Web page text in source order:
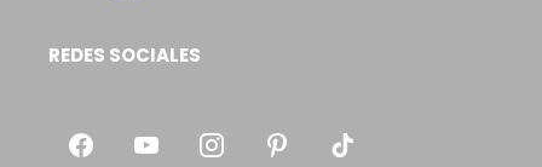
REDES SOCIALES